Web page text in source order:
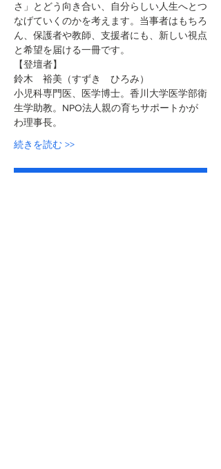
さ」とどう向き合い、自分らしい人生へとつ
なげていくのかを考えます。当事者はもちろ
ん、保護者や教師、支援者にも、新しい視点
と希望を届ける一冊です。
【登壇者】
鈴木　裕美（すずき　ひろみ）
小児科専門医、医学博士。香川大学医学部衛
生学助教。NPO法人親の育ちサポートかが
わ理事長。
続きを読む >>